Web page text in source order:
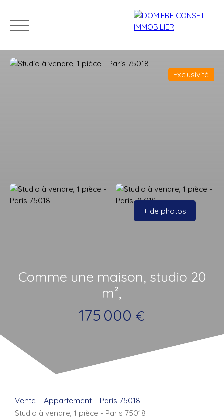
Exclusivité
+ de photos
Comme une maison, studio 20
m²,
175 000 €
Vente Appartement
Paris 75018
Studio à vendre, 1 pièce - Paris 75018